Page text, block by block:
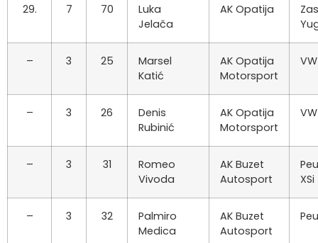
29. 7 70
Luka
Jelača
AK Opatija
– 3 25
Marsel
Katić
AK Opatija
Motorsport
– 3 26
Denis
Rubinić
AK Opatija
Motorsport
– 3 31
Romeo
Vivoda
AK Buzet
Autosport
XSi
– 3 32
Palmiro
Medica
AK Buzet
Autosport